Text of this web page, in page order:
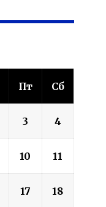
Пт Сб
3 4
10 11
17 18